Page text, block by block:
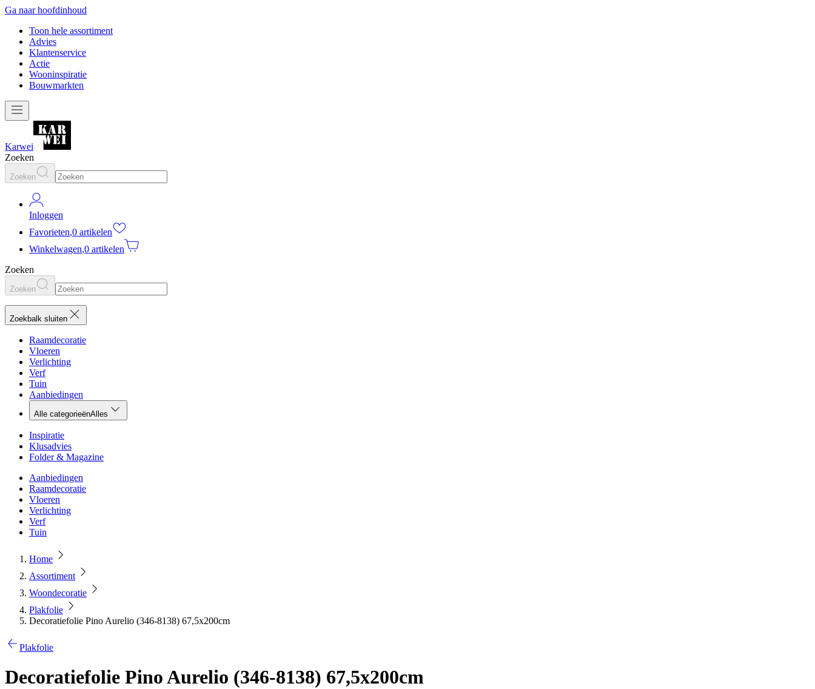
Ga naar hoofdinhoud
Toon hele assortiment
Advies
Klantenservice
Actie
Wooninspiratie
Bouwmarkten
Karwei
Zoeken
Zoeken
Inloggen
Favorieten,0 artikelen
Winkelwagen,0 artikelen
Zoeken
Zoeken
Zoekbalk sluiten
Raamdecoratie
Vloeren
Verlichting
Verf
Tuin
Aanbiedingen
Alle categorieënAlles
Inspiratie
Klusadvies
Folder & Magazine
Aanbiedingen
Raamdecoratie
Vloeren
Verlichting
Verf
Tuin
Home
Assortiment
Woondecoratie
Plakfolie
Decoratiefolie Pino Aurelio (346-8138) 67,5x200cm
Plakfolie
Decoratiefolie Pino Aurelio (346-8138) 67,5x200cm